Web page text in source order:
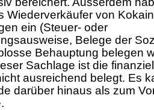
Wiederverkäufer von
ein (Steuer- oder
Belege der
Behauptung belegen
Sachlage ist die
ausreichend belegt. Es
darüber hinaus als zum